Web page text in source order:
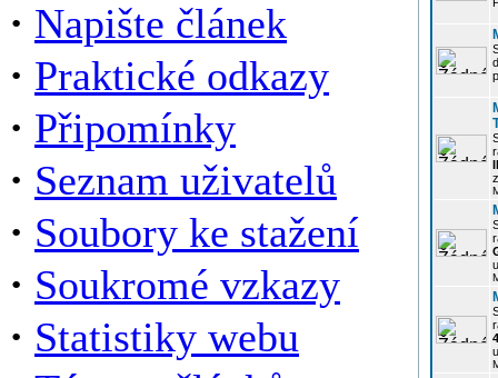
· Napište článek
· Praktické odkazy
· Připomínky
· Seznam uživatelů
· Soubory ke stažení
· Soukromé vzkazy
· Statistiky webu